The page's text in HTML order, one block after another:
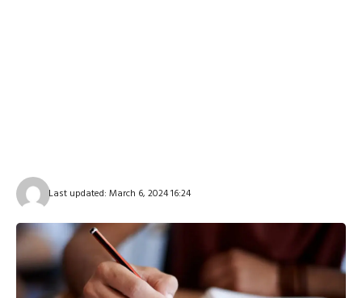
Last updated: March 6, 2024 16:24